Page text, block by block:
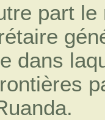
part
dans